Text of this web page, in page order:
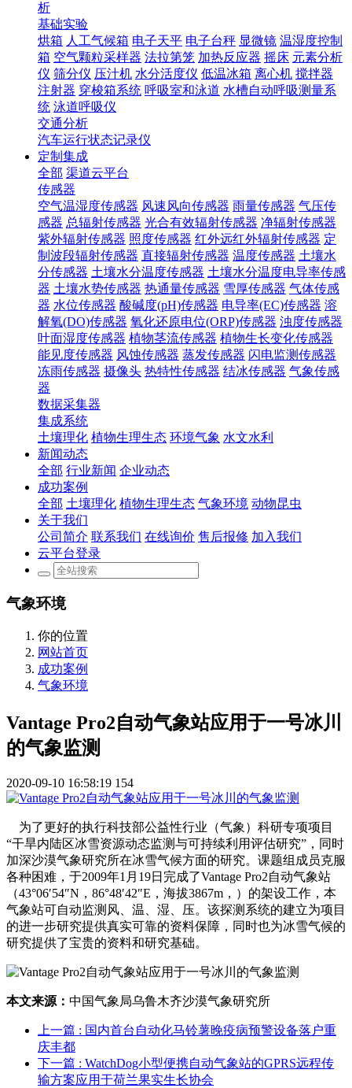
析
基础实验
烘箱 人工气候箱 电子天平 电子台秤 显微镜 温湿度控制
箱 空气颗粒采样器 法拉第笼 加热反应器 摇床 元素分析
仪 筛分仪 压汁机 水分活度仪 低温冰箱 离心机 搅拌器
注射器 穿梭箱系统 呼吸室和泳道 水槽自动呼吸测量系
统 泳道呼吸仪
交通分析
汽车运行状态记录仪
定制集成
全部 渠道云平台
传感器
空气温湿度传感器 风速风向传感器 雨量传感器 气压传
感器 总辐射传感器 光合有效辐射传感器 净辐射传感器
紫外辐射传感器 照度传感器 红外远红外辐射传感器 定
制波段辐射传感器 直接辐射传感器 温度传感器 土壤水
分传感器 土壤水分温度传感器 土壤水分温度电导率传感
器 土壤水势传感器 热通量传感器 雪厚传感器 气体传感
器 水位传感器 酸碱度(pH)传感器 电导率(EC)传感器 溶
解氧(DO)传感器 氧化还原电位(ORP)传感器 浊度传感器
叶面湿度传感器 植物茎流传感器 植物生长变化传感器
能见度传感器 风蚀传感器 蒸发传感器 闪电监测传感器
冻雨传感器 摄像头 热特性传感器 结冰传感器 气象传感
器
数据采集器
集成系统
土壤理化 植物生理生态 环境气象 水文水利
新闻动态
全部 行业新闻 企业动态
成功案例
全部 土壤理化 植物生理生态 气象环境 动物昆虫
关于我们
公司简介 联系我们 在线询价 售后报修 加入我们
云平台登录
气象环境
你的位置
网站首页
成功案例
气象环境
Vantage Pro2自动气象站应用于一号冰川
的气象监测
2020-09-10 16:58:19 154
为了更好的执行科技部公益性行业（气象）科研专项项目
“干旱内陆区冰雪资源动态监测与可持续利用评估研究”，同时
加深沙漠气象研究所在冰雪气候方面的研究。课题组成员克服
各种困难，于2009年1月19日完成了Vantage Pro2自动气象站
（43°06′54″N，86°48′42″E，海拔3867m，）的架设工作，本
气象站可自动监测风、温、湿、压。该探测系统的建立为项目
的进一步研究提供真实可靠的资料保障，同时也为冰雪气候的
研究提供了宝贵的资料和研究基础。
本文来源： 中国气象局乌鲁木齐沙漠气象研究所
上一篇 : 国内首台自动化马铃薯晚疫病预警设备落户重
庆丰都
下一篇 : WatchDog小型便携自动气象站的GPRS远程传
输方案应用于荷兰果实生长协会